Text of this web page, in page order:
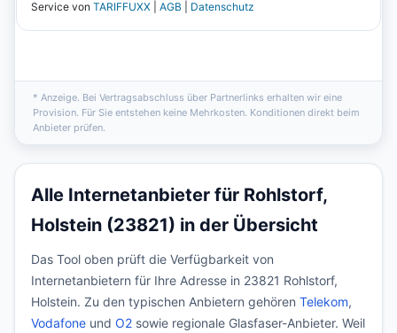
* Anzeige. Bei Vertragsabschluss über Partnerlinks erhalten wir eine
Provision. Für Sie entstehen keine Mehrkosten. Konditionen direkt beim
Anbieter prüfen.
Alle Internetanbieter für Rohlstorf,
Holstein (23821) in der Übersicht
Das Tool oben prüft die Verfügbarkeit von
Internetanbietern für Ihre Adresse in 23821 Rohlstorf,
Holstein. Zu den typischen Anbietern gehören Telekom,
Vodafone und O2 sowie regionale Glasfaser-Anbieter. Weil